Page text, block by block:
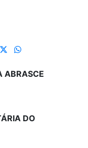
ABRASCE
DO